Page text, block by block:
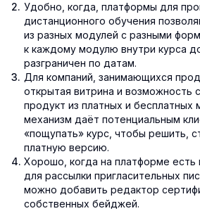
Удобно, когда, платформы для
дистанционного обучения
из разных модулей с разными
к каждому модулю внутри курса
разграничен по датам.
Для компаний, занимающихся
открытая витрина и возможность
продукт из платных и бесплатных
механизм даёт потенциальным
«пощупать» курс, чтобы решить,
платную версию.
Хорошо, когда на платформе есть
для рассылки пригласительных
можно добавить редактор
собственных бейджей.